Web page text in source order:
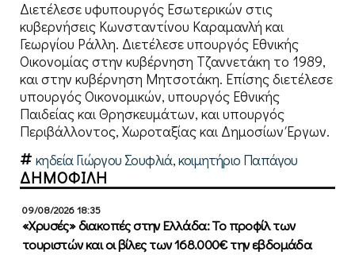
Διετέλεσε υφυπουργός Εσωτερικών στις
κυβερνήσεις Κωνσταντίνου Καραμανλή και
Γεωργίου Ράλλη. Διετέλεσε υπουργός Εθνικής
Οικονομίας στην κυβέρνηση Τζαννετάκη το 1989,
και στην κυβέρνηση Μητσοτάκη. Επίσης διετέλεσε
υπουργός Οικονομικών, υπουργός Εθνικής
Παιδείας και Θρησκευμάτων, και υπουργός
Περιβάλλοντος, Χωροταξίας και Δημοσίων Έργων.
κηδεία Γιώργου Σουφλιά,κοιμητήριο Παπάγου
ΔΗΜΟΦΙΛΗ
09/08/2026 18:35
«Χρυσές» διακοπές στην Ελλάδα: Το προφίλ των
τουριστών και οι βίλες των 168.000€ την εβδομάδα